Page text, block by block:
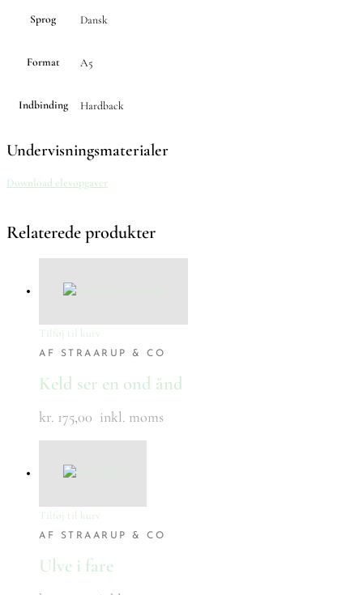
Sprog Dansk
Format A5
Indbinding Hardback
Undervisningsmaterialer
Download elevopgaver
Relaterede produkter
Tilføj til kurv
AF STRAARUP & CO
Keld ser en ond ånd
kr. 175,00 inkl. moms
Tilføj til kurv
AF STRAARUP & CO
Ulve i fare